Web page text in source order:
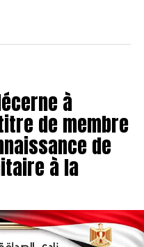
à
de membre
de
à la